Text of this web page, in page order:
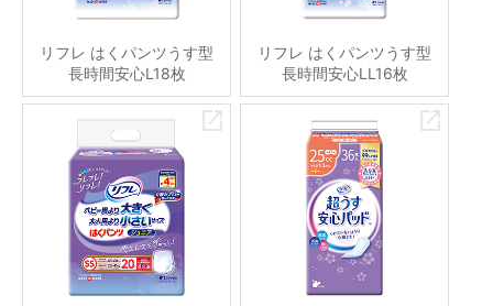
リフレ はくパンツうす型
長時間安心L18枚
リフレ はくパンツうす型
長時間安心LL16枚